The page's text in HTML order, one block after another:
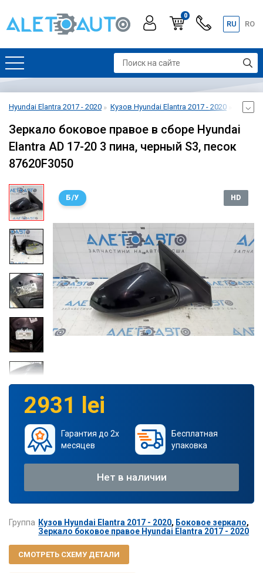
0
RU RO
Hyundai Elantra 2017 - 2020 Кузов Hyundai Elantra 2017 - 2020
Зеркало боковое правое в сборе Hyundai
Elantra AD 17-20 3 пина, черный S3, песок
87620F3050
Б/У HD
2931 lei
Гарантия до 2х
месяцев
Бесплатная
упаковка
Нет в наличии
Группа Кузов Hyundai Elantra 2017 - 2020, Боковое зеркало,
Зеркало боковое правое Hyundai Elantra 2017 - 2020
СМОТРЕТЬ СХЕМУ ДЕТАЛИ